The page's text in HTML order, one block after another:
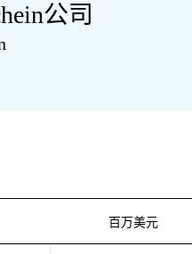
公司
百万美元